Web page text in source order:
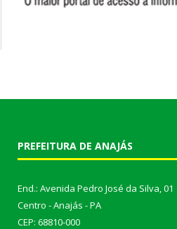
PREFEITURA DE ANAJÁS
End.: Avenida Pedro José da Silva, 01
Centro - Anajás - PA
CEP: 68810-000